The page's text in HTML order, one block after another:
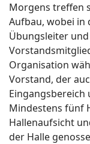
Morgens treffen
Aufbau, wobei in
Übungsleiter
Organisation
Vorstand, der
Eingangsbereich
Mindestens fünf
Hallenaufsicht
der Halle